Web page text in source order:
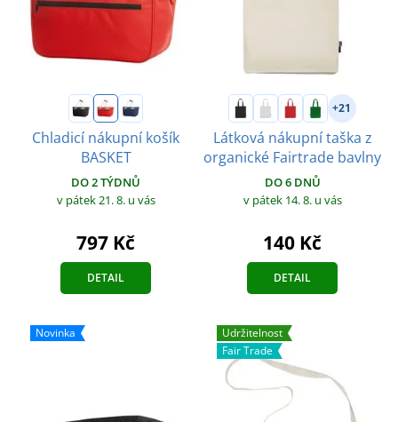
Chladicí nákupní košík
BASKET
DO 2 TÝDNŮ
v pátek 21. 8. u vás
797 Kč
DETAIL
+21
Látková nákupní taška z
organické Fairtrade bavlny
DO 6 DNŮ
v pátek 14. 8. u vás
140 Kč
DETAIL
Novinka
Udržitelnost
Fair Trade